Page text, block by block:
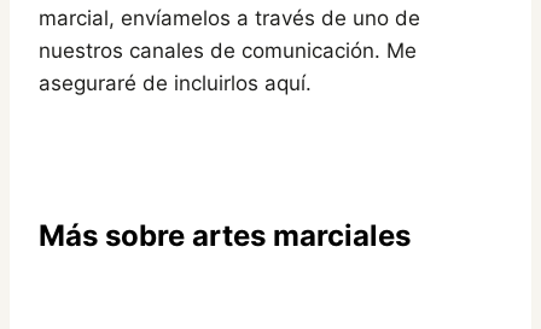
marcial, envíamelos a través de uno de
nuestros canales de comunicación. Me
aseguraré de incluirlos aquí.
Más sobre artes marciales